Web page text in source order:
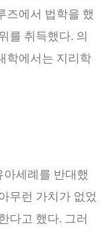
즈에서 법학을 했
를 취득했다. 의
학에서는 지리학
아세례를 반대했
무런 가치가 없었
다고 했다. 그러